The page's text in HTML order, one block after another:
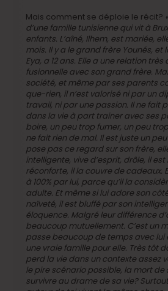
Mais comment se déploie le récit?
d’une famille tunisienne qui vit à
enfants. L’aîné, Ilhem, est mariée,
mois. Il y a le grand frère Younés, et
Eya, a 12 ans. Elle a une relation
fusionnelle avec son grand frère.
société, et même par ses parents
que-rien, il n’est valorisé ni par un
travail, ni par une passion. Il ne fait
dans la vie à part trainer avec ses
boire, un peu trop fumer, un peu
ne fait rien de mal. Il est juste un
pose pas ce regard sur son frère,
intelligente, vive d’esprit, drôle, il est
réconforte, il la couvre de cadeaux.
à 100% par lui, parce qu’il la
adulte. Et même si lui adore son
naïveté, il est bluffé par son
éloquence. Malgré leur différence
beaucoup mutuellement. C’est un
passe beaucoup de temps avec lui
une vraie famille pour elle. Très tôt
perd la vie dans un contexte assez
le pire scénario possible, la mort de
survivre au drame de sa vie?